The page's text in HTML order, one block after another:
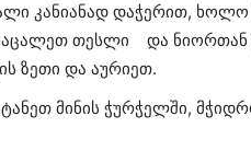
კანიანად დაჭერით, ხოლო
თესლი და
ზეთი და აურიეთ.
მინის ჭურჭელში,